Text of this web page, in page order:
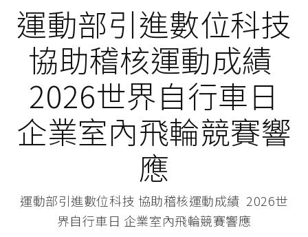
運動部引進數位科技
協助稽核運動成績
2026世界自行車日
企業室內飛輪競賽響
應
運動部引進數位科技 協助稽核運動成績 2026世
界自行車日 企業室內飛輪競賽響應